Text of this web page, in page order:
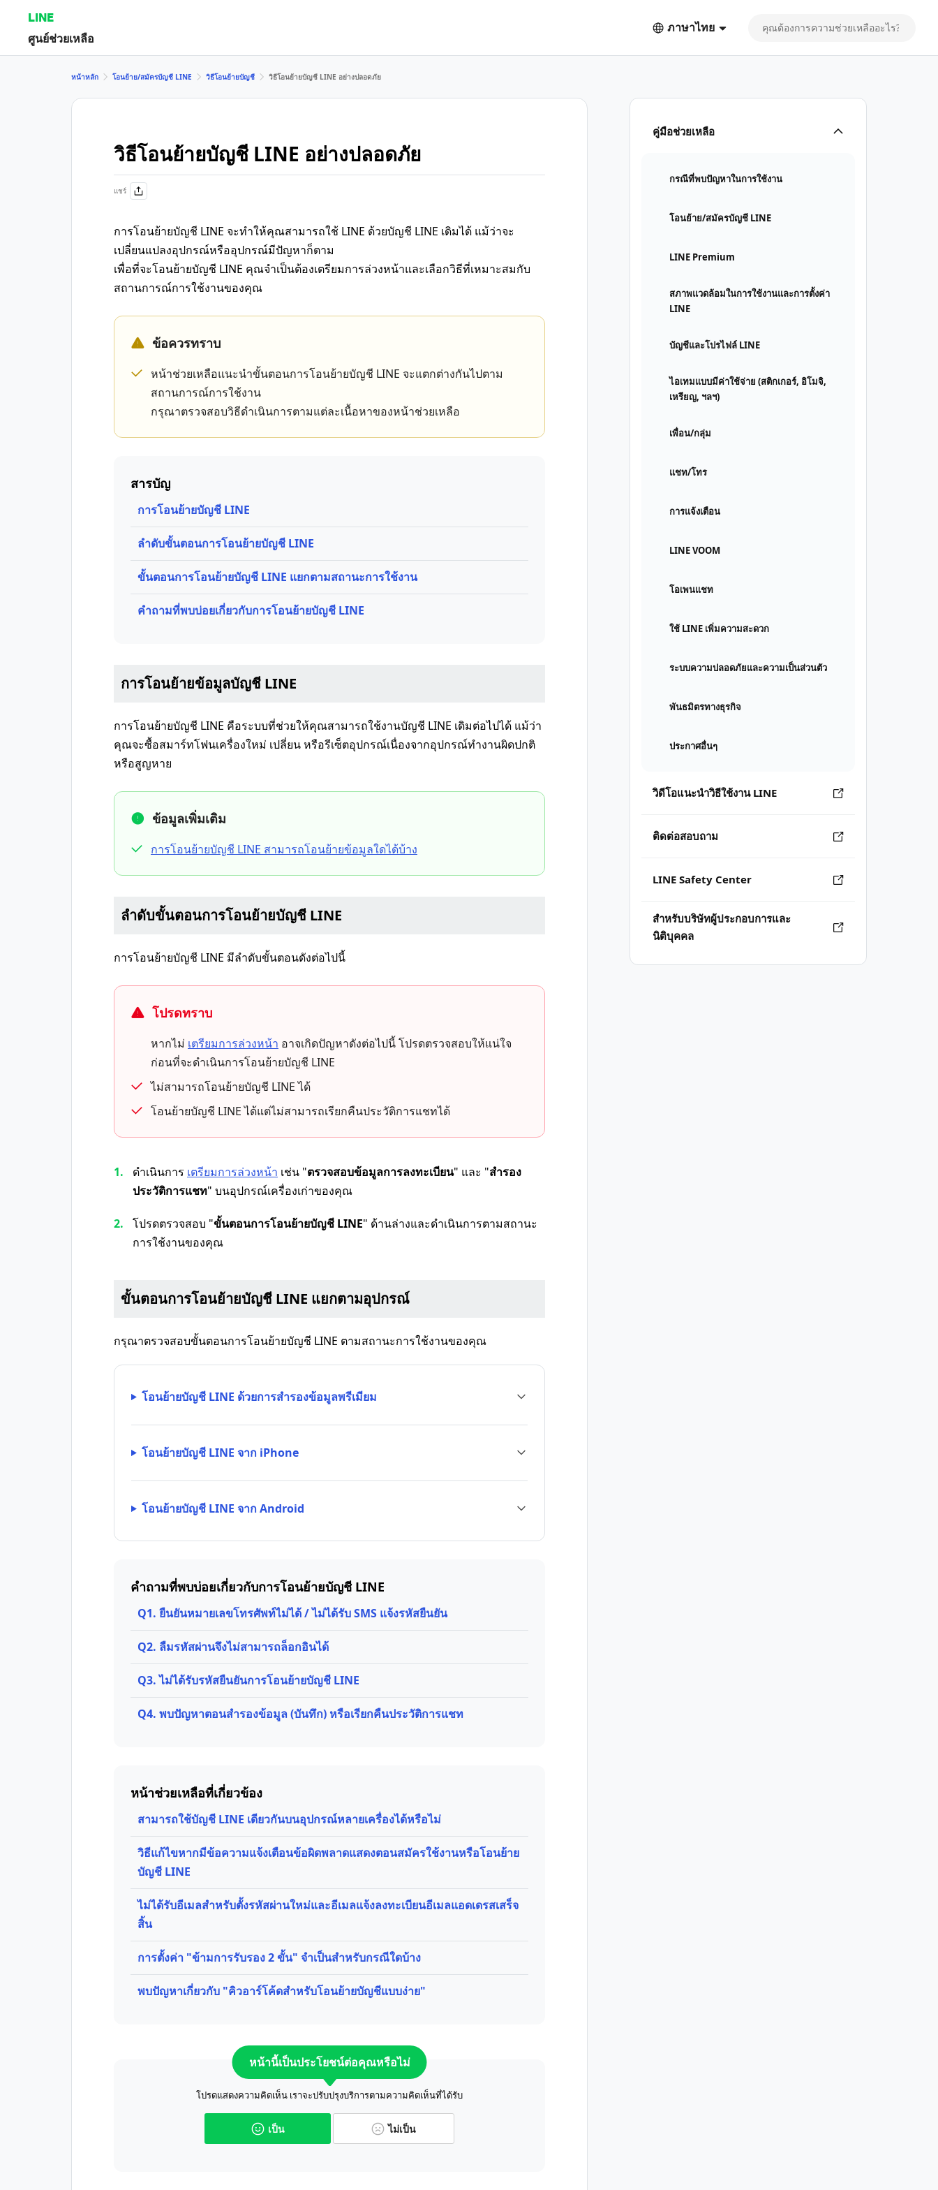
LINE
ศูนย์ช่วยเหลือ
ภาษาไทย
คู่มือช่วยเหลือ
กรณีที่พบปัญหาในการใช้งาน
โอนย้าย/สมัครบัญชี LINE
LINE Premium
สภาพแวดล้อมในการใช้งานและการตั้งค่า
LINE
บัญชีและโปรไฟล์ LINE
ไอเทมแบบมีค่าใช้จ่าย (สติกเกอร์, อิโมจิ,
เหรียญ, ฯลฯ)
เพื่อน/กลุ่ม
แชท/โทร
การแจ้งเตือน
LINE VOOM
โอเพนแชท
ใช้ LINE เพิ่มความสะดวก
ระบบความปลอดภัยและความเป็นส่วนตัว
พันธมิตรทางธุรกิจ
ประกาศอื่นๆ
วิดีโอแนะนำวิธีใช้งาน LINE
ติดต่อสอบถาม
LINE Safety Center
สำหรับบริษัทผู้ประกอบการและ
นิติบุคคล
หน้าหลัก โอนย้าย/สมัครบัญชี LINE วิธีโอนย้ายบัญชี วิธีโอนย้ายบัญชี LINE อย่างปลอดภัย
วิธีโอนย้ายบัญชี LINE อย่างปลอดภัย
แชร์
การโอนย้ายบัญชี LINE จะทำให้คุณสามารถใช้ LINE ด้วยบัญชี LINE เดิมได้ แม้ว่าจะ
เปลี่ยนแปลงอุปกรณ์หรืออุปกรณ์มีปัญหาก็ตาม
เพื่อที่จะโอนย้ายบัญชี LINE คุณจำเป็นต้องเตรียมการล่วงหน้าและเลือกวิธีที่เหมาะสมกับ
สถานการณ์การใช้งานของคุณ
ข้อควรทราบ
หน้าช่วยเหลือแนะนำขั้นตอนการโอนย้ายบัญชี LINE จะแตกต่างกันไปตาม
สถานการณ์การใช้งาน
กรุณาตรวจสอบวิธีดำเนินการตามแต่ละเนื้อหาของหน้าช่วยเหลือ
สารบัญ
การโอนย้ายบัญชี LINE
ลำดับขั้นตอนการโอนย้ายบัญชี LINE
ขั้นตอนการโอนย้ายบัญชี LINE แยกตามสถานะการใช้งาน
คำถามที่พบบ่อยเกี่ยวกับการโอนย้ายบัญชี LINE
การโอนย้ายข้อมูลบัญชี LINE
การโอนย้ายบัญชี LINE คือระบบที่ช่วยให้คุณสามารถใช้งานบัญชี LINE เดิมต่อไปได้ แม้ว่า
คุณจะซื้อสมาร์ทโฟนเครื่องใหม่ เปลี่ยน หรือรีเซ็ตอุปกรณ์เนื่องจากอุปกรณ์ทำงานผิดปกติ
หรือสูญหาย
ข้อมูลเพิ่มเติม
การโอนย้ายบัญชี LINE สามารถโอนย้ายข้อมูลใดได้บ้าง
ลำดับขั้นตอนการโอนย้ายบัญชี LINE
การโอนย้ายบัญชี LINE มีลำดับขั้นตอนดังต่อไปนี้
โปรดทราบ
หากไม่ เตรียมการล่วงหน้า อาจเกิดปัญหาดังต่อไปนี้ โปรดตรวจสอบให้แน่ใจ
ก่อนที่จะดำเนินการโอนย้ายบัญชี LINE
ไม่สามารถโอนย้ายบัญชี LINE ได้
โอนย้ายบัญชี LINE ได้แต่ไม่สามารถเรียกคืนประวัติการแชทได้
ดำเนินการ เตรียมการล่วงหน้า เช่น "ตรวจสอบข้อมูลการลงทะเบียน" และ "สำรอง
ประวัติการแชท" บนอุปกรณ์เครื่องเก่าของคุณ
โปรดตรวจสอบ "ขั้นตอนการโอนย้ายบัญชี LINE" ด้านล่างและดำเนินการตามสถานะ
การใช้งานของคุณ
ขั้นตอนการโอนย้ายบัญชี LINE แยกตามอุปกรณ์
กรุณาตรวจสอบขั้นตอนการโอนย้ายบัญชี LINE ตามสถานะการใช้งานของคุณ
โอนย้ายบัญชี LINE ด้วยการสำรองข้อมูลพรีเมียม
โอนย้ายบัญชี LINE จาก iPhone
โอนย้ายบัญชี LINE จาก Android
คำถามที่พบบ่อยเกี่ยวกับการโอนย้ายบัญชี LINE
Q1. ยืนยันหมายเลขโทรศัพท์ไม่ได้ / ไม่ได้รับ SMS แจ้งรหัสยืนยัน
Q2. ลืมรหัสผ่านจึงไม่สามารถล็อกอินได้
Q3. ไม่ได้รับรหัสยืนยันการโอนย้ายบัญชี LINE
Q4. พบปัญหาตอนสำรองข้อมูล (บันทึก) หรือเรียกคืนประวัติการแชท
หน้าช่วยเหลือที่เกี่ยวข้อง
สามารถใช้บัญชี LINE เดียวกันบนอุปกรณ์หลายเครื่องได้หรือไม่
วิธีแก้ไขหากมีข้อความแจ้งเตือนข้อผิดพลาดแสดงตอนสมัครใช้งานหรือโอนย้าย
บัญชี LINE
ไม่ได้รับอีเมลสำหรับตั้งรหัสผ่านใหม่และอีเมลแจ้งลงทะเบียนอีเมลแอดเดรสเสร็จ
สิ้น
การตั้งค่า "ข้ามการรับรอง 2 ขั้น" จำเป็นสำหรับกรณีใดบ้าง
พบปัญหาเกี่ยวกับ "คิวอาร์โค้ดสำหรับโอนย้ายบัญชีแบบง่าย"
หน้านี้เป็นประโยชน์ต่อคุณหรือไม่
โปรดแสดงความคิดเห็น เราจะปรับปรุงบริการตามความคิดเห็นที่ได้รับ
เป็น ไม่เป็น